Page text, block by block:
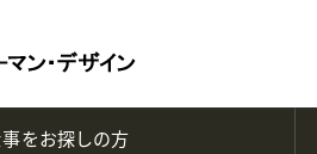
をお探しの方